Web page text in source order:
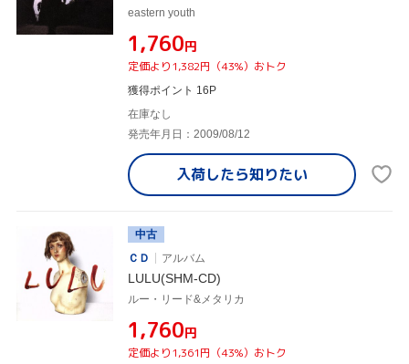
eastern youth
¥1,760円
定価より1,382円（43%）おトク
獲得ポイント 16P
在庫なし
発売年月日：2009/08/12
入荷したら知りたい
中古
ＣＤ
アルバム
LULU(SHM-CD)
ルー・リード&メタリカ
¥1,760円
定価より1,361円（43%）おトク